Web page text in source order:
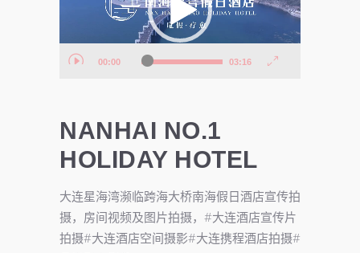
00:00 03:16
NANHAI NO.1
HOLIDAY HOTEL
大连星海湾濒临跨海大桥南海假日酒店宣传拍
摄，房间视频及图片拍摄，#大连酒店宣传片
拍摄#大连酒店空间摄影#大连携程酒店拍摄#